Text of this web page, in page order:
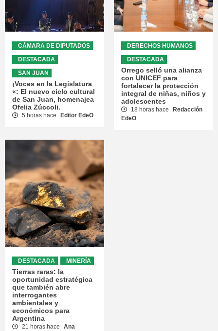
CÁMARA DE DIPUTADOS
DESTACADA
SAN JUAN
¡Voces en la Legislatura
«: El nuevo ciclo cultural
de San Juan, homenajea
Ofelia Zúccoli.
5 horas hace Editor EdeO
DERECHOS HUMANOS
DESTACADA
Orrego selló una alianza
con UNICEF para
fortalecer la protección
integral de niñas, niños y
adolescentes
18 horas hace
Redacción
EdeO
DESTACADA MINERÍA
Tierras raras: la
oportunidad estratégica
que también abre
interrogantes
ambientales y
económicos para
Argentina
21 horas hace
Ana